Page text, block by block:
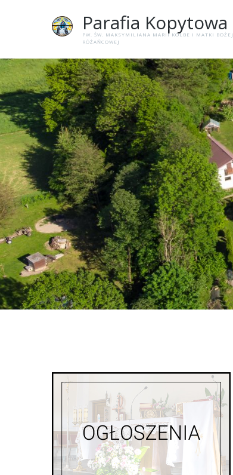
Parafia Kopytowa
PW. ŚW. MAKSYMILIANA MARII KOLBE I MATKI BOŻEJ
RÓŻAŃCOWEJ